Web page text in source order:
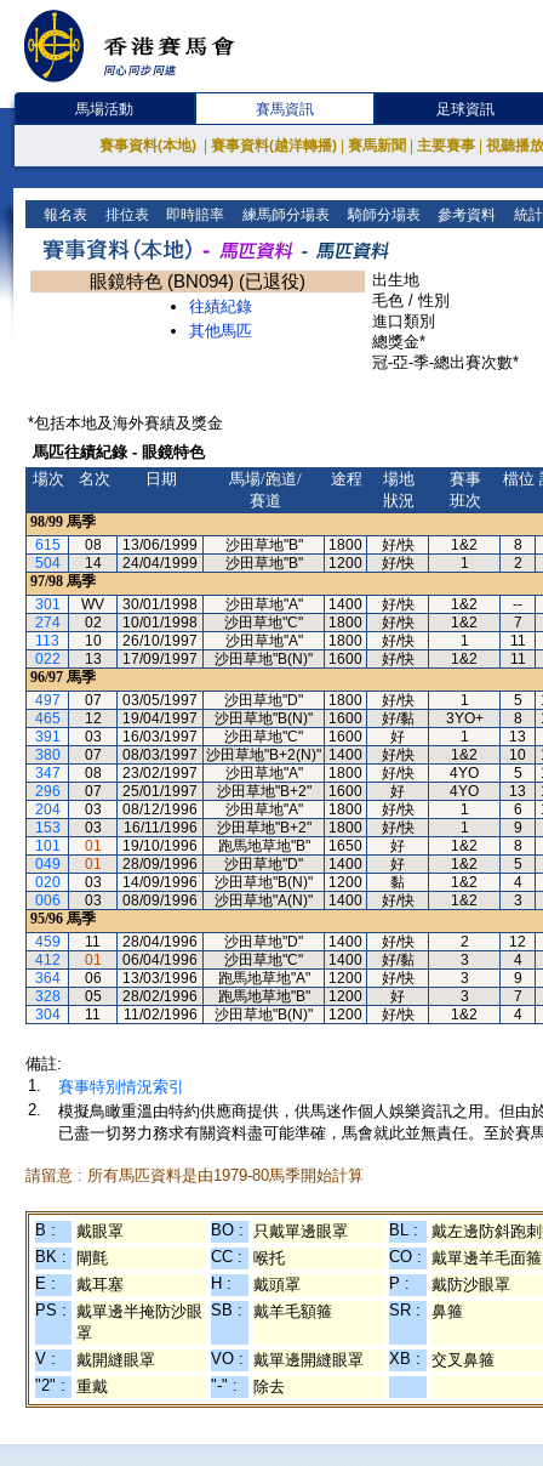
馬場活動 賽馬資訊 足球資訊
賽事資料(本地) 賽事資料(越洋轉播) 賽馬新聞 主要賽事 視聽播
報名表 排位表 即時賠率 練馬師分場表 騎師分場表 參考資料 統
眼鏡特色 (BN094) (已退役)
往績紀錄
其他馬匹
出生地
毛色 / 性別
進口類別
總獎金*
冠-亞-季-總出賽次數*
*包括本地及海外賽績及獎金
馬匹往績紀錄 - 眼鏡特色
場次
名次 日期
馬場/跑道/
賽道
途程
場地
狀況
賽事
班次
檔位
98/99 馬季
615
08 13/06/1999 沙田草地"B" 1800 好/快 1&2
8
504
14 24/04/1999 沙田草地"B" 1200 好/快 1
2
97/98 馬季
301
WV 30/01/1998 沙田草地"A" 1400 好/快 1&2
--
274
02 10/01/1998 沙田草地"C" 1800 好/快 1&2
7
113
10 26/10/1997 沙田草地"A" 1800 好/快 1
11
022
13 17/09/1997 沙田草地"B(N)" 1600 好/快 1&2
11
96/97 馬季
497
07 03/05/1997 沙田草地"D" 1800 好/快 1 5
465
12 19/04/1997 沙田草地"B(N)" 1600 好/黏 3YO+ 8
391
03 16/03/1997 沙田草地"C" 1600 好 1
13
380
07 08/03/1997 沙田草地"B+2(N)" 1400 好/快 1&2 10
347
08 23/02/1997 沙田草地"A" 1800 好/快 4YO 5
296
07 25/01/1997 沙田草地"B+2" 1600 好 4YO 13
204
03 08/12/1996 沙田草地"A" 1800 好/快 1 6
153
03 16/11/1996 沙田草地"B+2" 1800 好/快 1
9
101
01 19/10/1996 跑馬地草地"B" 1650 好 1&2
8
049
01 28/09/1996 沙田草地"D" 1400 好 1&2
5
020
03 14/09/1996 沙田草地"B(N)" 1200 黏 1&2
4
006
03 08/09/1996 沙田草地"A(N)" 1400 好/快 1&2
3
95/96 馬季
459
11 28/04/1996 沙田草地"D" 1400 好/快 2
12
412
01 06/04/1996 沙田草地"C" 1400 好/黏 3
4
364
06 13/03/1996 跑馬地草地"A" 1200 好/快 3
9
328
05 28/02/1996 跑馬地草地"B" 1200 好 3
7
304
11 11/02/1996 沙田草地"B(N)" 1200 好/快 1&2 4
備註:
1.
賽事特別情況索引
2.
模擬鳥瞰重溫由特約供應商提供，供馬迷作個人娛樂資訊之用。但
已盡一切努力務求有關資料盡可能準確，馬會就此並無責任。至於賽
請留意 : 所有馬匹資料是由1979-80馬季開始計算
B : 戴眼罩 BO : 只戴單邊眼罩 BL :
戴左邊防斜跑
BK :
閘氈 CC : 喉托 CO : 戴單邊羊毛面箍
E :
戴耳塞 H : 戴頭罩 P :
戴防沙眼罩
PS : 戴單邊半掩防沙眼
罩
SB : 戴羊毛額箍 SR : 鼻箍
V : 戴開縫眼罩 VO : 戴單邊開縫眼罩 XB :
交叉鼻箍
"2" :
重戴 "-" : 除去